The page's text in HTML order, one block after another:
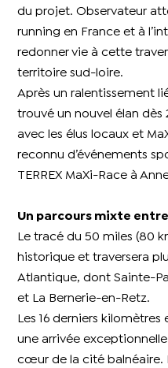
du projet. Observateur
running en France et à
redonner vie à cette
territoire sud-loire.
Après un ralentissement
trouvé un nouvel élan dès
avec les élus locaux et
reconnu d’événements
TERREX MaXi-Race à
Un parcours mixte
Le tracé du 50 miles (80
historique et traversera
Atlantique, dont Sainte-
et La Bernerie-en-Retz.
Les 16 derniers
une arrivée
cœur de la cité balnéaire.